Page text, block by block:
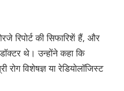
रिपोर्ट की सिफारिशें हैं, और
थे। उन्होंने कहा कि
रोग विशेषज्ञ या रेडियोलॉजिस्ट